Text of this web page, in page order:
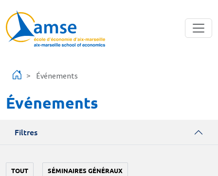
Événements
Événements
Filtres
TOUT SÉMINAIRES GÉNÉRAUX